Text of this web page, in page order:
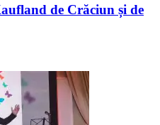
de Crăciun și de